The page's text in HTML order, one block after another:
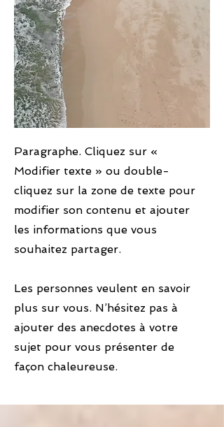
Paragraphe. Cliquez sur «
Modifier texte » ou double-
cliquez sur la zone de texte pour
modifier son contenu et ajouter
les informations que vous
souhaitez partager.
Les personnes veulent en savoir
plus sur vous. N’hésitez pas à
ajouter des anecdotes à votre
sujet pour vous présenter de
façon chaleureuse.